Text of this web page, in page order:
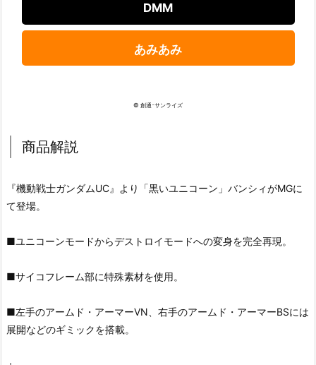
DMM
あみあみ
© 創通･サンライズ
商品解説
『機動戦士ガンダムUC』より「黒いユニコーン」バンシィがMGに
て登場。
■ユニコーンモードからデストロイモードへの変身を完全再現。
■サイコフレーム部に特殊素材を使用。
■左手のアームド・アーマーVN、右手のアームド・アーマーBSには
展開などのギミックを搭載。